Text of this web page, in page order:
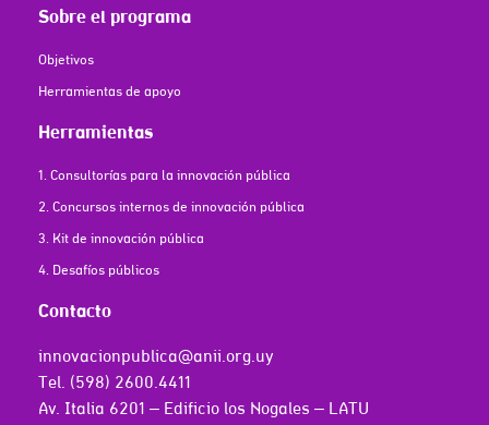
Sobre el programa
Objetivos
Herramientas de apoyo
Herramientas
1. Consultorías para la innovación pública
2. Concursos internos de innovación pública
3. Kit de innovación pública
4. Desafíos públicos
Contacto
innovacionpublica@anii.org.uy
Tel. (598) 2600.4411
Av. Italia 6201 – Edificio los Nogales – LATU